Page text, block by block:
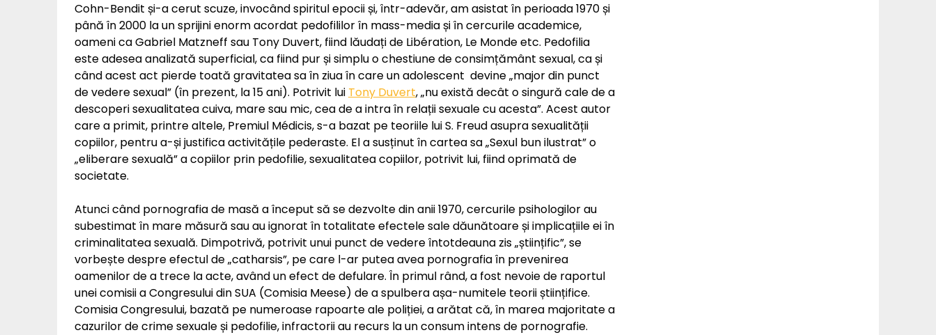
Cohn-Bendit și-a cerut scuze, invocând spiritul epocii și, într-adevăr, am asistat în perioada 1970 și
până în 2000 la un sprijini enorm acordat pedofililor în mass-media și în cercurile academice,
oameni ca Gabriel Matzneff sau Tony Duvert, fiind lăudați de Libération, Le Monde etc. Pedofilia
este adesea analizată superficial, ca fiind pur și simplu o chestiune de consimțământ sexual, ca și
când acest act pierde toată gravitatea sa în ziua în care un adolescent devine „major din punct
de vedere sexual” (în prezent, la 15 ani). Potrivit lui Tony Duvert, „nu există decât o singură cale de a
descoperi sexualitatea cuiva, mare sau mic, cea de a intra în relații sexuale cu acesta”. Acest autor
care a primit, printre altele, Premiul Médicis, s-a bazat pe teoriile lui S. Freud asupra sexualității
copiilor, pentru a-și justifica activitățile pederaste. El a susținut în cartea sa „Sexul bun ilustrat” o
„eliberare sexuală” a copiilor prin pedofilie, sexualitatea copiilor, potrivit lui, fiind oprimată de
societate.
Atunci când pornografia de masă a început să se dezvolte din anii 1970, cercurile psihologilor au
subestimat în mare măsură sau au ignorat în totalitate efectele sale dăunătoare și implicațiile ei în
criminalitatea sexuală. Dimpotrivă, potrivit unui punct de vedere întotdeauna zis „științific”, se
vorbește despre efectul de „catharsis”, pe care l-ar putea avea pornografia în prevenirea
oamenilor de a trece la acte, având un efect de defulare. În primul rând, a fost nevoie de raportul
unei comisii a Congresului din SUA (Comisia Meese) de a spulbera așa-numitele teorii științifice.
Comisia Congresului, bazată pe numeroase rapoarte ale poliției, a arătat că, în marea majoritate a
cazurilor de crime sexuale și pedofilie, infractorii au recurs la un consum intens de pornografie.